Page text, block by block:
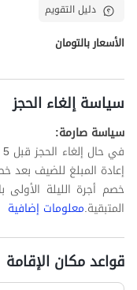
دليل التقويم
الأسعار بالتومان
سياسة إلغاء الحجز
سياسة صارمة:
المتبقية.معلومات إضافية
قواعد مكان الإقامة